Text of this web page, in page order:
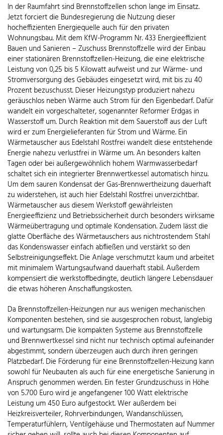
In der Raumfahrt sind Brennstoffzellen schon lange im Einsatz.
Jetzt forciert die Bundesregierung die Nutzung dieser
hocheffizienten Energiequelle auch für den privaten
Wohnungsbau. Mit dem KfW-Programm Nr. 433 Energieeffizient
Bauen und Sanieren – Zuschuss Brennstoffzelle wird der Einbau
einer stationären Brennstoffzellen-Heizung, die eine elektrische
Leistung von 0,25 bis 5 Kilowatt aufweist und zur Wärme- und
Stromversorgung des Gebäudes eingesetzt wird, mit bis zu 40
Prozent bezuschusst. Dieser Heizungstyp produziert nahezu
geräuschlos neben Wärme auch Strom für den Eigenbedarf. Dafür
wandelt ein vorgeschalteter, sogenannter Reformer Erdgas in
Wasserstoff um. Durch Reaktion mit dem Sauerstoff aus der Luft
wird er zum Energielieferanten für Strom und Wärme. Ein
Wärmetauscher aus Edelstahl Rostfrei wandelt diese entstehende
Energie nahezu verlustfrei in Wärme um. An besonders kalten
Tagen oder bei außergewöhnlich hohem Warmwasserbedarf
schaltet sich ein integrierter Brennwertkessel automatisch hinzu.
Um dem sauren Kondensat der Gas-Brennwertheizung dauerhaft
zu widerstehen, ist auch hier Edelstahl Rostfrei unverzichtbar.
Wärmetauscher aus diesem Werkstoff gewährleisten
Energieeffizienz und Betriebssicherheit durch besonders wirksame
Wärmeübertragung und optimale Kondensation. Zudem lässt die
glatte Oberfläche des Wärmetauschers aus nichtrostendem Stahl
das Kondenswasser einfach abfließen und verstärkt so den
Selbstreinigungseffekt. Die Anlage verschmutzt kaum und arbeitet
mit minimalem Wartungsaufwand dauerhaft stabil. Außerdem
kompensiert die werkstoffbedingte, deutlich längere Lebensdauer
die etwas höheren Anschaffungskosten.
Da Brennstoffzellen-Heizungen nur aus wenigen mechanischen
Komponenten bestehen, sind sie ausgesprochen robust, langlebig
und wartungsarm. Die kompakten Systeme aus Brennstoffzelle
und Brennwertkessel sind nicht nur technisch optimal aufeinander
abgestimmt, sondern überzeugen auch durch ihren geringen
Platzbedarf. Die Förderung für eine Brennstoffzellen-Heizung kann
sowohl für Neubauten als auch für eine energetische Sanierung in
Anspruch genommen werden. Ein fester Grundzuschuss in Höhe
von 5.700 Euro wird je angefangener 100 Watt elektrische
Leistung um 450 Euro aufgestockt. Wer außerdem bei
Heizkreisverteiler, Rohrverbindungen, Wandanschlüssen,
Temperaturfühlern, Ventilgehäuse und Thermostaten auf Nummer